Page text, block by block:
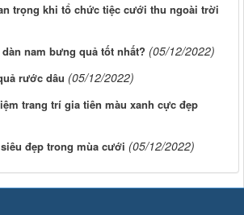
trọng khi tổ chức tiệc cưới thu ngoài trời
nam bưng quả tốt nhất? (05/12/2022)
rước dâu (05/12/2022)
trang trí gia tiên màu xanh cực đẹp
đẹp trong mùa cưới (05/12/2022)